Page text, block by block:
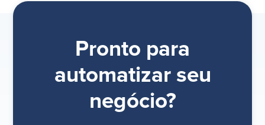
Pronto para
automatizar seu
negócio?